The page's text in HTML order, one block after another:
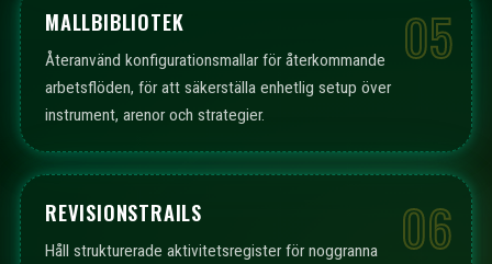
05
MALLBIBLIOTEK
Återanvänd konfigurationsmallar för återkommande
arbetsflöden, för att säkerställa enhetlig setup över
instrument, arenor och strategier.
06
REVISIONSTRAILS
Håll strukturerade aktivitetsregister för noggranna